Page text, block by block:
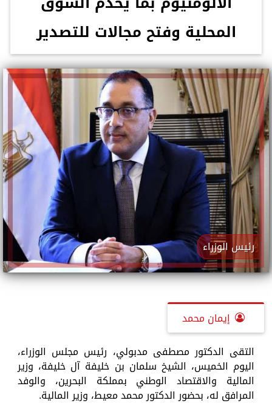
المحلية وفتح مجالات للتصدير
رئيس الوزراء
إيمان محمد
التقى الدكتور مصطفى مدبولي، رئيس مجلس الوزراء،
اليوم الخميس، الشيخ سلمان بن خليفة آل خليفة، وزير
المالية والاقتصاد الوطني بمملكة البحرين، والوفد
المرافق له، بحضور الدكتور محمد معيط، وزير المالية.